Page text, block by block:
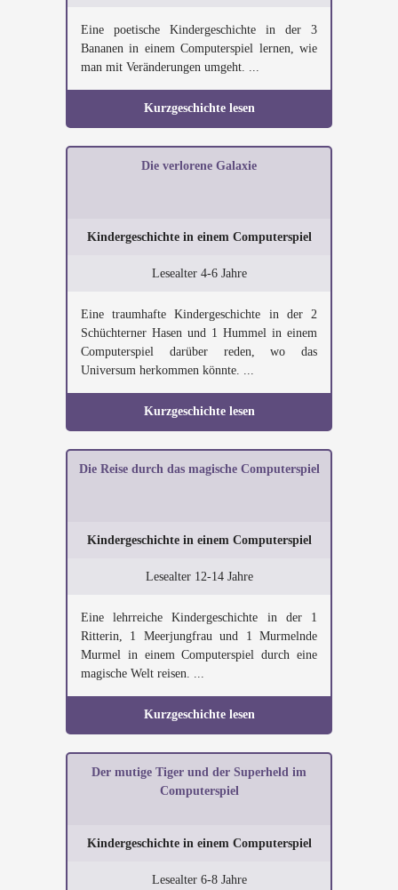
Eine poetische Kindergeschichte in der 3
Bananen in einem Computerspiel lernen, wie
man mit Veränderungen umgeht. ...
Kurzgeschichte lesen
Die verlorene Galaxie
Kindergeschichte in einem Computerspiel
Lesealter 4-6 Jahre
Eine traumhafte Kindergeschichte in der 2
Schüchterner Hasen und 1 Hummel in einem
Computerspiel darüber reden, wo das
Universum herkommen könnte. ...
Kurzgeschichte lesen
Die Reise durch das magische Computerspiel
Kindergeschichte in einem Computerspiel
Lesealter 12-14 Jahre
Eine lehrreiche Kindergeschichte in der 1
Ritterin, 1 Meerjungfrau und 1 Murmelnde
Murmel in einem Computerspiel durch eine
magische Welt reisen. ...
Kurzgeschichte lesen
Der mutige Tiger und der Superheld im
Computerspiel
Kindergeschichte in einem Computerspiel
Lesealter 6-8 Jahre